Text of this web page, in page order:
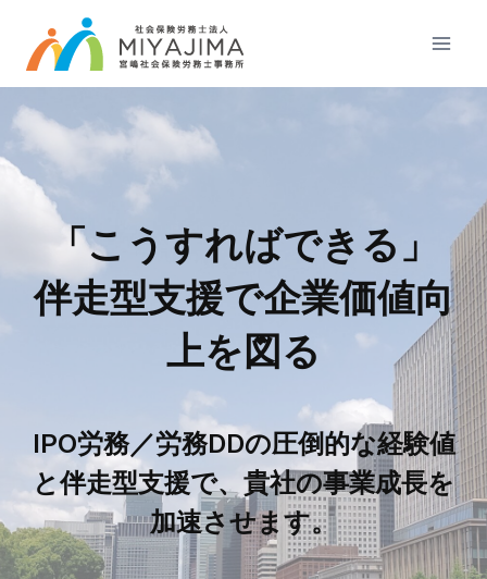
ス
キ
「こうすればできる」
伴走型支援で企業価値向
上を図る
IPO労務／労務DDの圧倒的な経験値
と伴走型支援で、貴社の事業成長を
加速させます。